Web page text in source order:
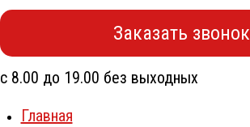
Заказать звонок
с 8.00 до 19.00 без выходных
Главная